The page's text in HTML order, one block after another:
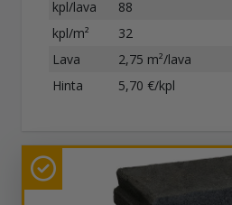
kpl/lava
88
kpl/m²
32
Lava
2,75 m²/lava
Hinta
5,70 €/kpl